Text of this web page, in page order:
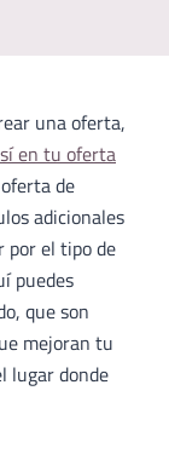
una oferta,
en tu oferta
de
adicionales
por el tipo de
puedes
que son
mejoran tu
lugar donde